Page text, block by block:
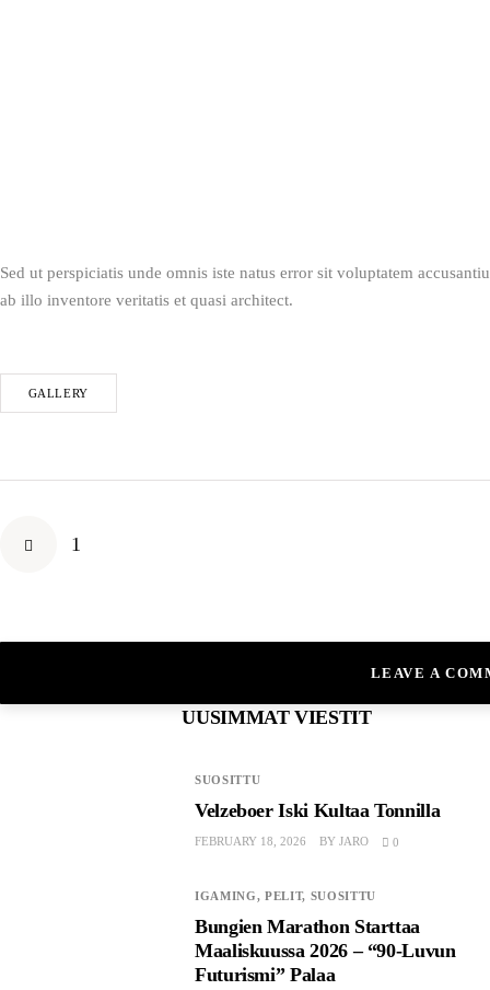
Sed ut perspiciatis unde omnis iste natus error sit voluptatem
ab illo inventore veritatis et quasi architect.
GALLERY
1
LEAVE A
UUSIMMAT VIESTIT
SUOSITTU
Velzeboer Iski Kultaa Tonnilla
FEBRUARY 18, 2026 BYJARO 0
IGAMING, PELIT, SUOSITTU
Bungien Marathon Starttaa
Maaliskuussa 2026 – “90-Luvun
Futurismi” Palaa